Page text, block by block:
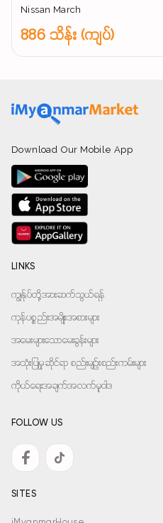
Nissan March
886 သိန်း (ကျပ်)
Download Our Mobile App
LINKS
ကျွန်ုပ်တို့အားဆက်သွယ်ရန်
ကုန်ပစ္စည်းအမျိုးအစားများ
အမေးများသောမေးခွန်းများ
အသုံးပြုမှုဆိုင်ရာ စည်းမျဉ်းစည်းကမ်းများ
ကိုယ်ရေးအချက်အလက်မူဝါဒ
FOLLOW US
SITES